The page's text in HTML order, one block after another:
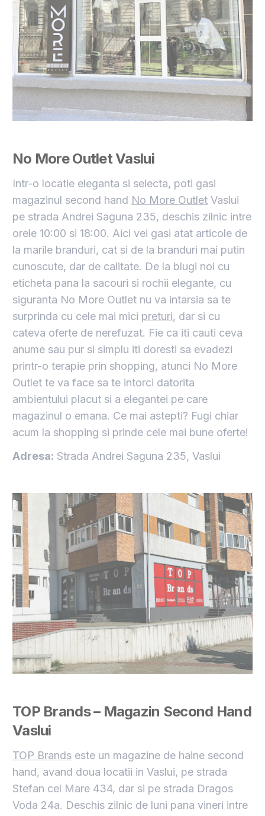
No More Outlet Vaslui
Intr-o locatie eleganta si selecta, poti gasi
magazinul second hand No More Outlet Vaslui
pe strada Andrei Saguna 235, deschis zilnic intre
orele 10:00 si 18:00. Aici vei gasi atat articole de
la marile branduri, cat si de la branduri mai putin
cunoscute, dar de calitate. De la blugi noi cu
eticheta pana la sacouri si rochii elegante, cu
siguranta No More Outlet nu va intarsia sa te
surprinda cu cele mai mici preturi, dar si cu
cateva oferte de nerefuzat. Fie ca iti cauti ceva
anume sau pur si simplu iti doresti sa evadezi
printr-o terapie prin shopping, atunci No More
Outlet te va face sa te intorci datorita
ambientului placut si a elegantei pe care
magazinul o emana. Ce mai astepti? Fugi chiar
acum la shopping si prinde cele mai bune oferte!
Adresa: Strada Andrei Saguna 235, Vaslui
TOP Brands – Magazin Second Hand
Vaslui
TOP Brands este un magazine de haine second
hand, avand doua locatii in Vaslui, pe strada
Stefan cel Mare 434, dar si pe strada Dragos
Voda 24a. Deschis zilnic de luni pana vineri intre